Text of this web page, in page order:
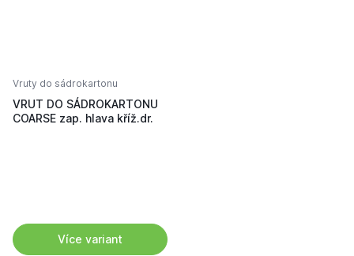
Vruty do sádrokartonu
VRUT DO SÁDROKARTONU
COARSE zap. hlava kříž.dr.
Více variant